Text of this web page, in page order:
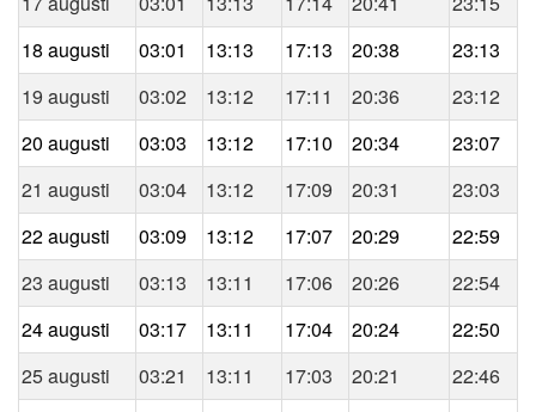
18 augusti
03:01 13:13 17:13 20:38
23:13
19 augusti
03:02 13:12 17:11 20:36
23:12
20 augusti
03:03 13:12 17:10 20:34
23:07
21 augusti
03:04 13:12 17:09 20:31
23:03
22 augusti
03:09 13:12 17:07 20:29
22:59
23 augusti
03:13 13:11 17:06 20:26
22:54
24 augusti
03:17 13:11 17:04 20:24
22:50
25 augusti
03:21 13:11 17:03 20:21
22:46